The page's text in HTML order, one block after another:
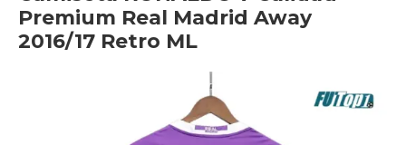
Premium Real Madrid Away
2016/17 Retro ML